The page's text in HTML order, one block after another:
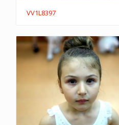
VV1L8397